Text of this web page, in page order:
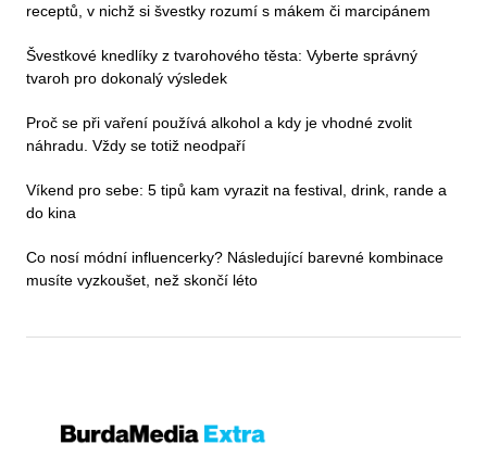
receptů, v nichž si švestky rozumí s mákem či marcipánem
Švestkové knedlíky z tvarohového těsta: Vyberte správný
tvaroh pro dokonalý výsledek
Proč se při vaření používá alkohol a kdy je vhodné zvolit
náhradu. Vždy se totiž neodpaří
Víkend pro sebe: 5 tipů kam vyrazit na festival, drink, rande a
do kina
Co nosí módní influencerky? Následující barevné kombinace
musíte vyzkoušet, než skončí léto